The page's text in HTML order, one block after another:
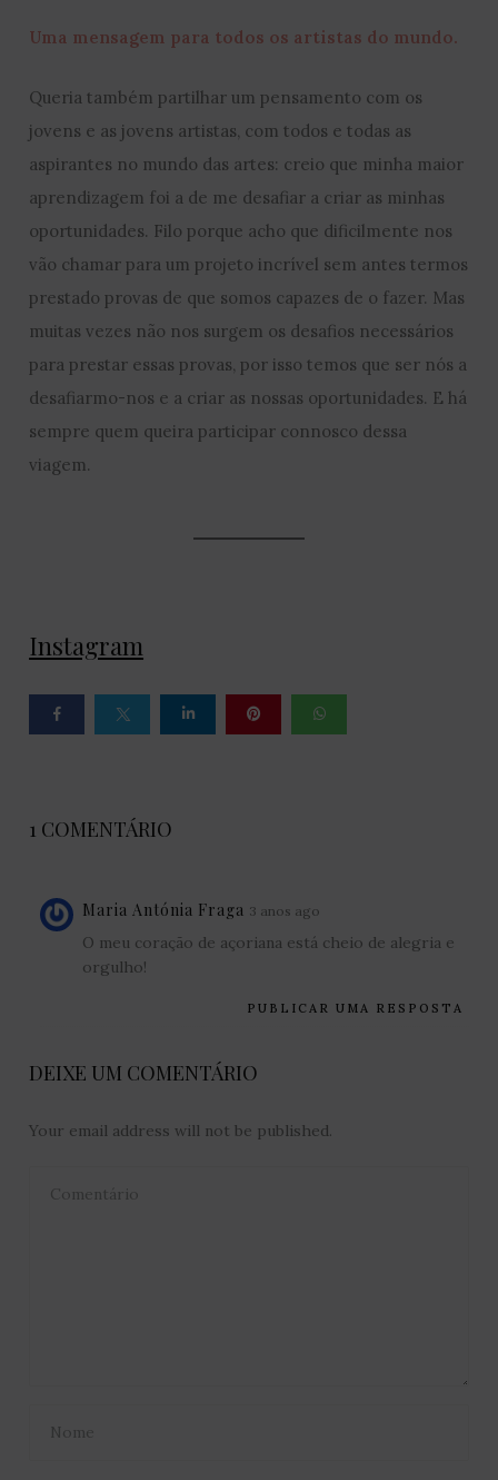
Uma mensagem para todos os artistas do mundo.
Queria também partilhar um pensamento com os
jovens e as jovens artistas, com todos e todas as
aspirantes no mundo das artes: creio que minha maior
aprendizagem foi a de me desafiar a criar as minhas
oportunidades. Filo porque acho que dificilmente nos
vão chamar para um projeto incrível sem antes termos
prestado provas de que somos capazes de o fazer. Mas
muitas vezes não nos surgem os desafios necessários
para prestar essas provas, por isso temos que ser nós a
desafiarmo-nos e a criar as nossas oportunidades. E há
sempre quem queira participar connosco dessa
viagem.
Instagram
1 COMENTÁRIO
Maria Antónia Fraga 3 anos ago
PUBLICAR UMA RESPOSTA
O meu coração de açoriana está cheio de alegria e
orgulho!
DEIXE UM COMENTÁRIO
Your email address will not be published.